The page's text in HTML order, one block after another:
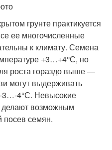
грунте практикуется
ее многочисленные
к климату. Семена
+3…+4°С, но
роста гораздо выше —
могут выдерживать
3…-4°С. Невысокие
делают возможным
посев семян.